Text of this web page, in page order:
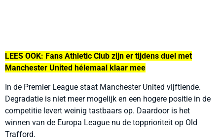
LEES OOK: Fans Athletic Club zijn er tijdens duel met
Manchester United hélemaal klaar mee
In de Premier League staat Manchester United vijftiende.
Degradatie is niet meer mogelijk en een hogere positie in de
competitie levert weinig tastbaars op. Daardoor is het
winnen van de Europa League nu de topprioriteit op Old
Trafford.